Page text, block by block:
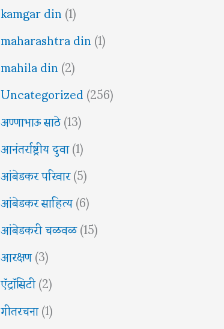
kamgar din(1)
maharashtra din(1)
mahila din(2)
Uncategorized(256)
अण्णाभाऊ साठे(13)
आनंतर्राष्ट्रीय दुवा(1)
आंबेडकर परिवार(5)
आंबेडकर साहित्य(6)
आंबेडकरी चळवळ(15)
आरक्षण(3)
ऍट्रॉसिटी(2)
गीतरचना(1)